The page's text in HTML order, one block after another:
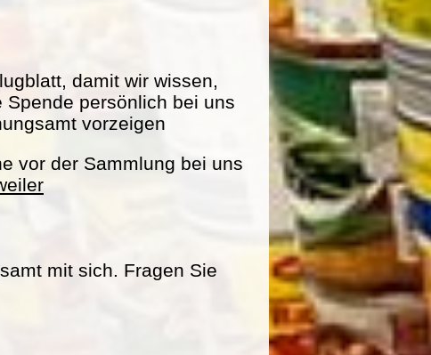
damit wir wissen,
persönlich bei uns
vorzeigen
vor der Sammlung bei uns
mit sich. Fragen Sie